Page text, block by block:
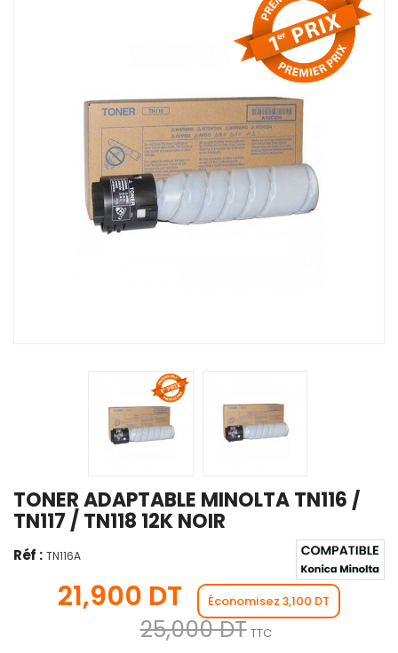
TONER ADAPTABLE MINOLTA TN116 /
TN117 / TN118 12K NOIR
Réf : TN116A
21,900 DT Économisez 3,100 DT
25,000 DT TTC